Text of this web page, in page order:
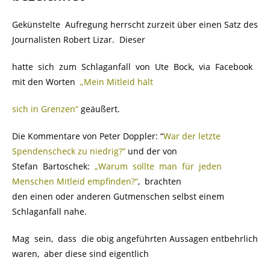
Gekünstelte Aufregung herrscht zurzeit über einen Satz des
Journalisten Robert Lizar. Dieser
hatte sich zum Schlaganfall von Ute Bock, via Facebook
mit den Worten „Mein Mitleid hält
sich in Grenzen“ geäußert.
Die Kommentare von Peter Doppler: “War der letzte
Spendenscheck zu niedrig?“ und der von
Stefan Bartoschek: „Warum sollte man für jeden
Menschen Mitleid empfinden?“, brachten
den einen oder anderen Gutmenschen selbst einem
Schlaganfall nahe.
Mag sein, dass die obig angeführten Aussagen entbehrlich
waren, aber diese sind eigentlich